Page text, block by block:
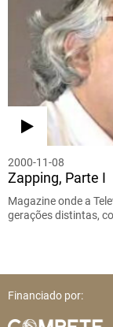
2000-11-08
Zapping, Parte I
Magazine onde a
gerações distintas,
Financiado por: